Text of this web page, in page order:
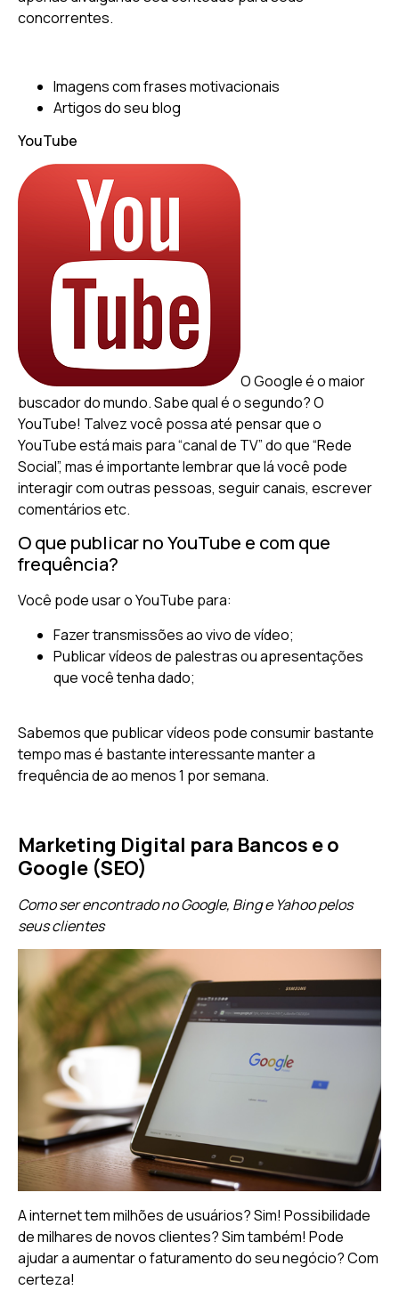
concorrentes.
Imagens com frases motivacionais
Artigos do seu blog
YouTube
O Google é o maior
buscador do mundo. Sabe qual é o segundo? O
YouTube! Talvez você possa até pensar que o
YouTube está mais para “canal de TV” do que “Rede
Social”, mas é importante lembrar que lá você pode
interagir com outras pessoas, seguir canais, escrever
comentários etc.
O que publicar no YouTube e com que
frequência?
Você pode usar o YouTube para:
Fazer transmissões ao vivo de vídeo;
Publicar vídeos de palestras ou apresentações
que você tenha dado;
Sabemos que publicar vídeos pode consumir bastante
tempo mas é bastante interessante manter a
frequência de ao menos 1 por semana.
Marketing Digital para Bancos e o
Google (SEO)
Como ser encontrado no Google, Bing e Yahoo pelos
seus clientes
A internet tem milhões de usuários? Sim! Possibilidade
de milhares de novos clientes? Sim também! Pode
ajudar a aumentar o faturamento do seu negócio? Com
certeza!